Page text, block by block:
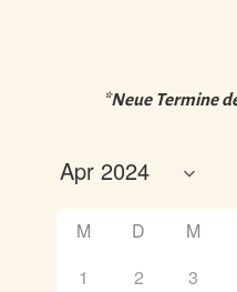
*Neue Termine
M D M
1
2 3